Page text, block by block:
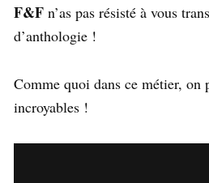
F&F n’as pas résisté à vous
d’anthologie !
Comme quoi dans ce métier, on
incroyables !